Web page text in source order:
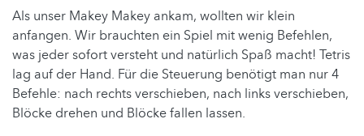
Als unser Makey Makey ankam, wollten wir klein
anfangen. Wir brauchten ein Spiel mit wenig Befehlen,
was jeder sofort versteht und natürlich Spaß macht! Tetris
lag auf der Hand. Für die Steuerung benötigt man nur 4
Befehle: nach rechts verschieben, nach links verschieben,
Blöcke drehen und Blöcke fallen lassen.